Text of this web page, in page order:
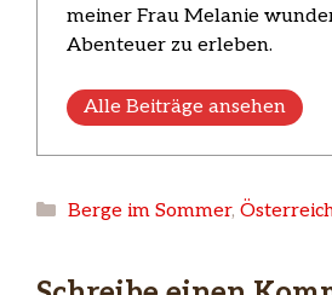
meiner Frau Melanie
Abenteuer zu erleben.
Alle Beiträge ansehen
Kategorien
Berge im Sommer,